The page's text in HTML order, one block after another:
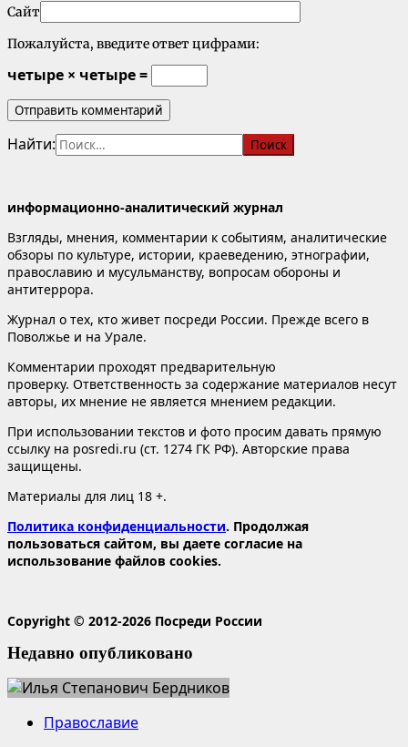
Сайт
Пожалуйста, введите ответ цифрами:
четыре × четыре =
Найти:
информационно-аналитический журнал
Взгляды, мнения, комментарии к событиям, аналитические
обзоры по культуре, истории, краеведению, этнографии,
православию и мусульманству, вопросам обороны и
антитеррора.
Журнал о тех, кто живет посреди России. Прежде всего в
Поволжье и на Урале.
Комментарии проходят предварительную
проверку. Ответственность за содержание материалов несут
авторы, их мнение не является мнением редакции.
При использовании текстов и фото просим давать прямую
ссылку на posredi.ru (ст. 1274 ГК РФ). Авторские права
защищены.
Материалы для лиц 18 +.
Политика конфиденциальности. Продолжая
пользоваться сайтом, вы даете согласие на
использование файлов cookies.
Copyright © 2012-2026 Посреди России
Недавно опубликовано
Православие